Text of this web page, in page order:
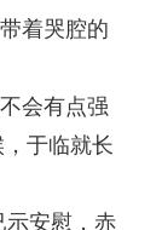
着哭腔的
会有点强
于临就长
安慰，赤